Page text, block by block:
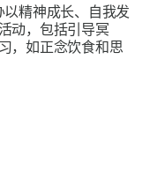
精神成长、自我发
动，包括引导冥
，如正念饮食和思